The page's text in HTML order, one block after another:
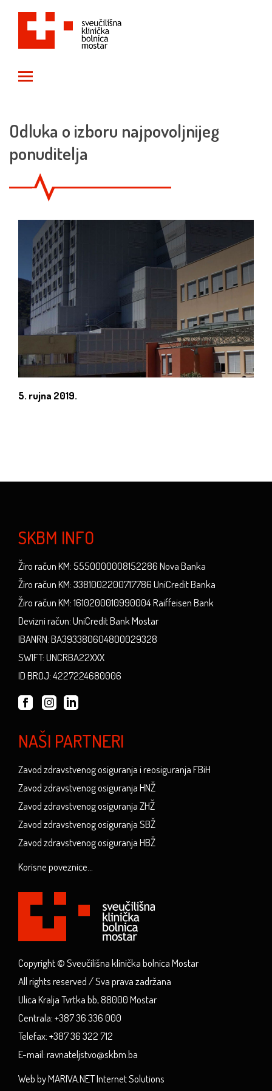
Odluka o izboru najpovoljnijeg
ponuditelja
5. rujna 2019.
SKBM INFO
Žiro račun KM: 5550000008152286 Nova Banka
Žiro račun KM: 3381002200717786 UniCredit Banka
Žiro račun KM: 1610200010990004 Raiffeisen Bank
Devizni račun: UniCredit Bank Mostar
IBANRN: BA393380604800029328
SWIFT: UNCRBA22XXX
ID BROJ: 4227224680006
NAŠI PARTNERI
Zavod zdravstvenog osiguranja i reosiguranja FBiH
Zavod zdravstvenog osiguranja HNŽ
Zavod zdravstvenog osiguranja ZHŽ
Zavod zdravstvenog osiguranja SBŽ
Zavod zdravstvenog osiguranja HBŽ
Korisne poveznice...
Copyright © Sveučilišna klinička bolnica Mostar
All rights reserved / Sva prava zadržana
Ulica Kralja Tvrtka bb, 88000 Mostar
Centrala: +387 36 336 000
Telefax: +387 36 322 712
E-mail: ravnateljstvo@skbm.ba
Web by MARIVA.NET Internet Solutions